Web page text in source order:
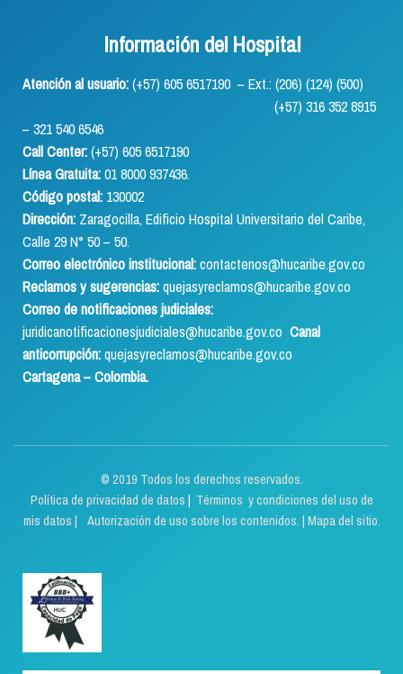
Información del Hospital
Atención al usuario:(+57) 605 6517190 – Ext.: (206) (124) (500)
(+57) 316 352 8915
– 321 540 6546
Call Center:(+57) 605 6517190
Línea Gratuita:01 8000 937436.
Código postal: 130002
Dirección: Zaragocilla, Edificio Hospital Universitario del Caribe,
Calle 29 N° 50 – 50.
Correo electrónico institucional:contactenos@hucaribe.gov.co
Reclamos y sugerencias:quejasyreclamos@hucaribe.gov.co
Correo de notificaciones judiciales:
juridicanotificacionesjudiciales@hucaribe.gov.co Canal
anticorrupción:quejasyreclamos@hucaribe.gov.co
Cartagena – Colombia.
© 2019 Todos los derechos reservados.
Política de privacidad de datos | Términos y condiciones del uso de
mis datos | Autorización de uso sobre los contenidos. | Mapa del sitio.